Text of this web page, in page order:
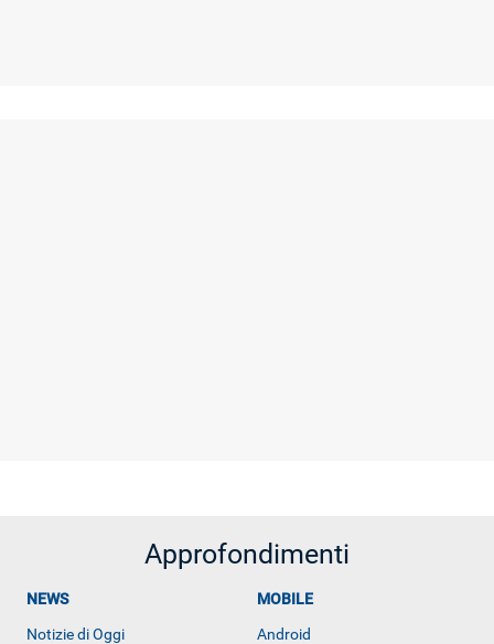
Approfondimenti
NEWS
Notizie di Oggi
MOBILE
Android